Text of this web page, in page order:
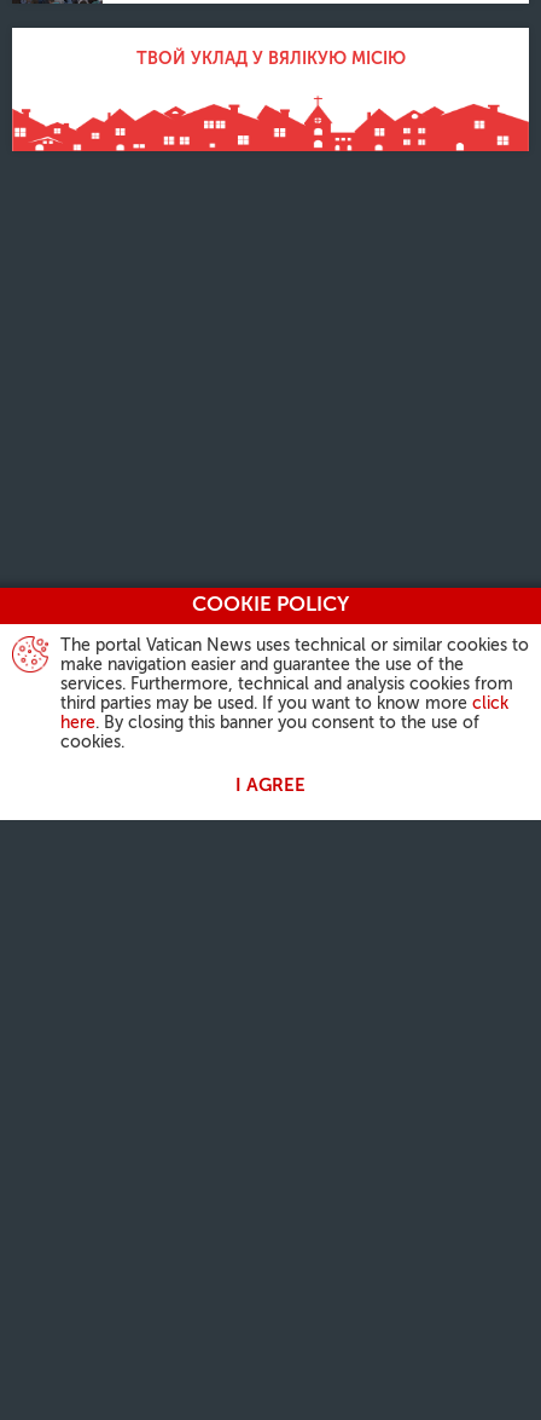
COOKIE POLICY
The portal Vatican News uses technical or similar cookies to
make navigation easier and guarantee the use of the
services. Furthermore, technical and analysis cookies from
third parties may be used. If you want to know more click
here. By closing this banner you consent to the use of
cookies.
I AGREE
ТВОЙ УКЛАД У ВЯЛІКУЮ МІСІЮ